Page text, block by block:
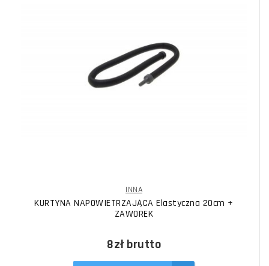
INNA
KURTYNA NAPOWIETRZAJĄCA Elastyczna 20cm +
ZAWOREK
8złbrutto